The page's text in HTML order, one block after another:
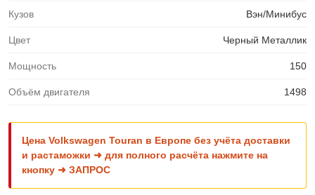
Кузов Вэн/Минибус
Цвет Черный Металлик
Мощность 150
Объём двигателя 1498
Цена Volkswagen Touran в Европе без учёта доставки
и растаможки ➜ для полного расчёта нажмите на
кнопку ➜ ЗАПРОС